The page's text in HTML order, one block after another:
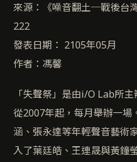
來源：《噪音翻土─戰後台
222
發表日期： 2105年05月
作者：馮馨
「失聲祭」是由i/O Lab所
從2007年起，每月舉辦一
涵、張永達等年輕聲音藝術
入了葉廷皓、王連晟與黃鐘